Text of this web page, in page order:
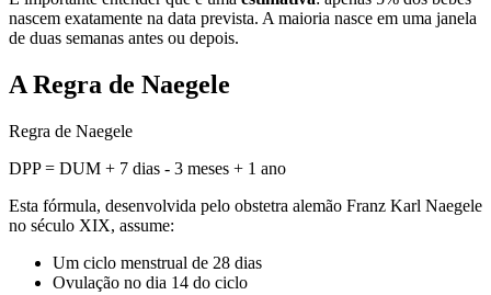
nascem exatamente na data prevista. A maioria nasce em uma janela
de duas semanas antes ou depois.
A Regra de Naegele
Regra de Naegele
DPP = DUM + 7 dias - 3 meses + 1 ano
Esta fórmula, desenvolvida pelo obstetra alemão Franz Karl Naegele
no século XIX, assume:
Um ciclo menstrual de 28 dias
Ovulação no dia 14 do ciclo